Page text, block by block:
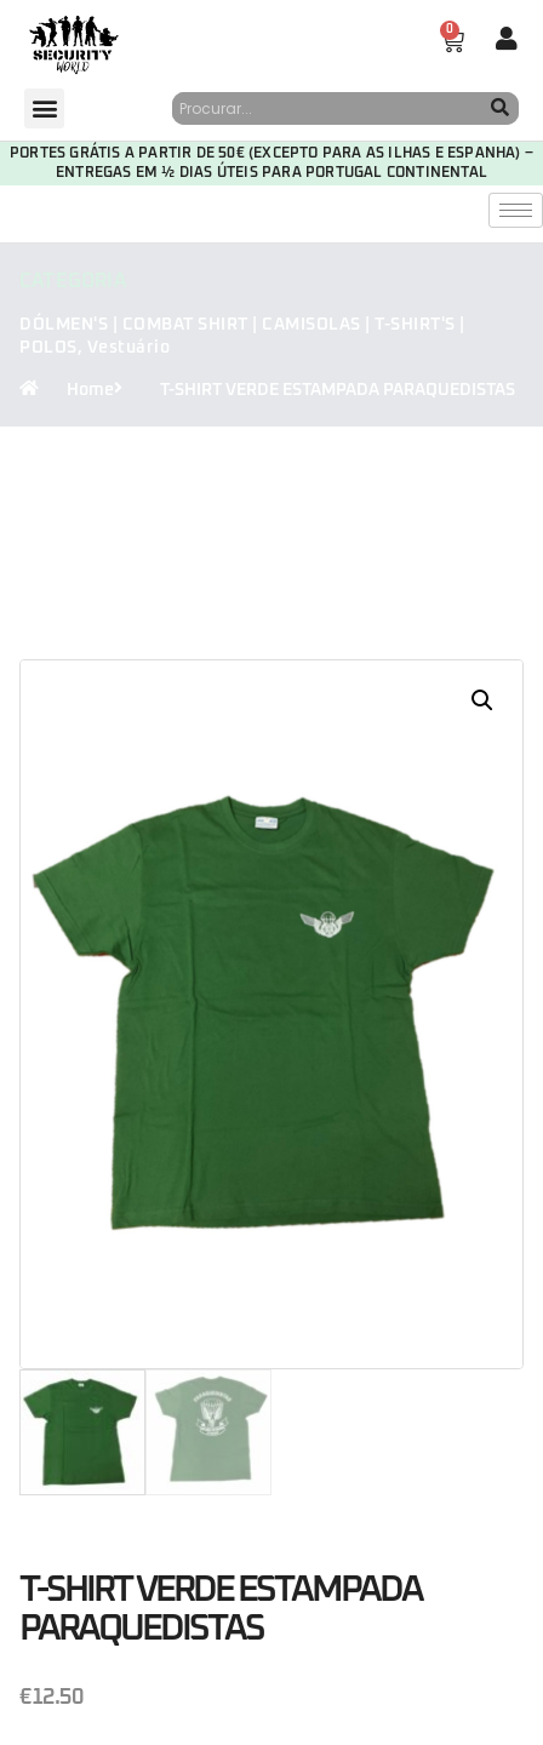
0
PORTES GRÁTIS A PARTIR DE 50€ (EXCEPTO PARA AS ILHAS E ESPANHA) –
ENTREGAS EM ½ DIAS ÚTEIS PARA PORTUGAL CONTINENTAL
DÓLMEN'S | COMBAT SHIRT | CAMISOLAS | T-SHIRT'S |
POLOS , Vestuário
Home T-SHIRT VERDE ESTAMPADA PARAQUEDISTAS
T-SHIRT VERDE ESTAMPADA
PARAQUEDISTAS
€12.50